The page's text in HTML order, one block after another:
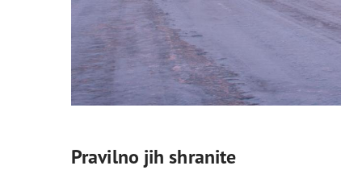
Pravilno jih shranite